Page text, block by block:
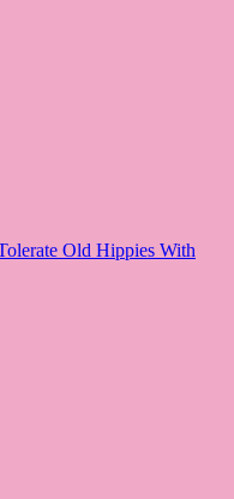
Old Hippies With